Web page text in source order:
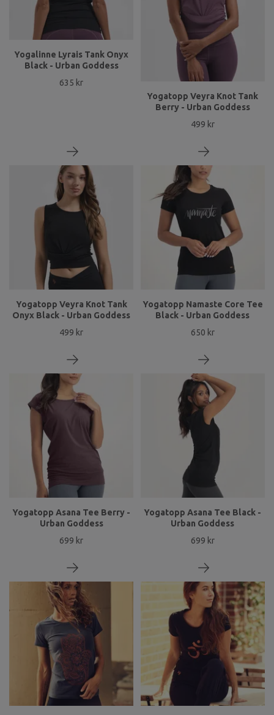
Yogalinne Lyrais Tank Onyx
Black - Urban Goddess
635 kr
Yogatopp Veyra Knot Tank
Berry - Urban Goddess
499 kr
Yogatopp Veyra Knot Tank
Onyx Black - Urban Goddess
499 kr
Yogatopp Namaste Core Tee
Black - Urban Goddess
650 kr
Yogatopp Asana Tee Berry -
Urban Goddess
699 kr
Yogatopp Asana Tee Black -
Urban Goddess
699 kr